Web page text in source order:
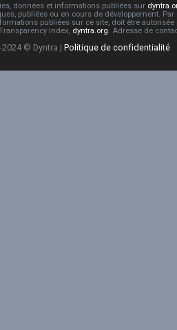
données et informations publiées sur
publiées ou en cours de développement.
publiées sur ce site, doit être
Index, dyntra.org. Adresse de
2024 © Dyntra | Politique de confidentialité